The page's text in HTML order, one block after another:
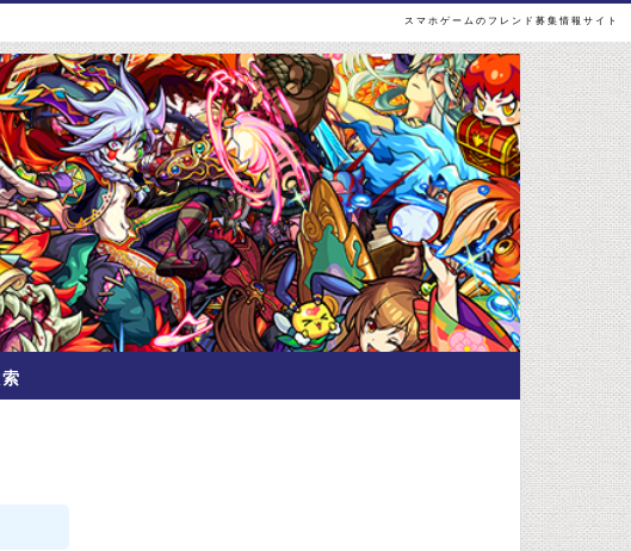
スマホゲームのフレンド募集情報サイト